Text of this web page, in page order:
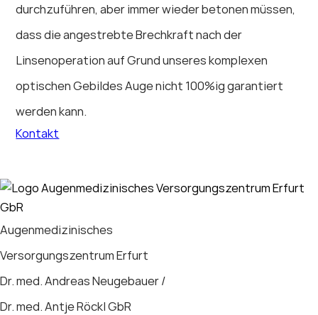
durchzuführen, aber immer wieder betonen müssen,
dass die angestrebte Brechkraft nach der
Linsenoperation auf Grund unseres komplexen
optischen Gebildes Auge nicht 100%ig garantiert
werden kann.
Kontakt
Augenmedizinisches
Versorgungszentrum Erfurt
Dr. med. Andreas Neugebauer /
Dr. med. Antje Röckl GbR